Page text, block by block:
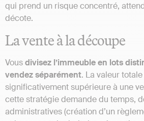
qui prend un risque concentré,
décote.
La vente à la découpe
Vousdivisez l’immeuble en lots
vendez séparément. La valeur
significativement supérieure à une
cette stratégie demande du temps,
administratives (création d’un